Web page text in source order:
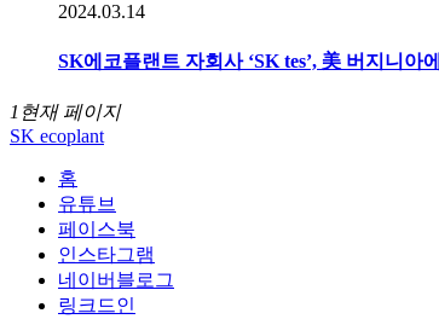
2024.03.14
SK에코플랜트 자회사 ‘SK tes’, 美 버지니
1 현재 페이지
SK ecoplant
홈
유튜브
페이스북
인스타그램
네이버블로그
링크드인